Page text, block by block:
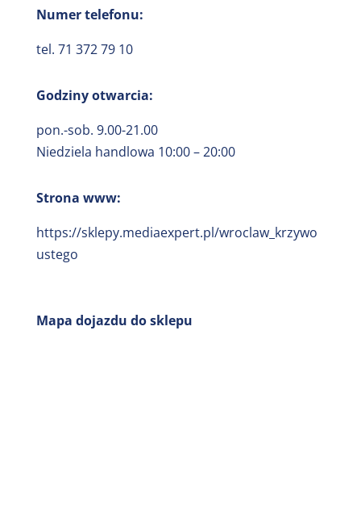
Numer telefonu:
tel. 71 372 79 10
Godziny otwarcia:
pon.-sob. 9.00-21.00
Niedziela handlowa 10:00 – 20:00
Strona www:
https://sklepy.mediaexpert.pl/wroclaw_krzywo
ustego
Mapa dojazdu do sklepu